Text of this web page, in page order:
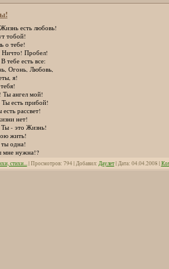
есть любовь!
тобой!
о тебе!
Ничто! Пробел!
тебе есть все:
Огонь, Любовь,
я!
Ты ангел мой!
есть прибой!
есть рассвет!
нет!
- это Жизнь!
жить!
одна!
мне нужна!?
стихи...| Просмотров: 794 | Добавил: Даулет| Дата: 04.04.2008 |